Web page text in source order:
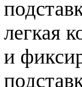
легкая
и